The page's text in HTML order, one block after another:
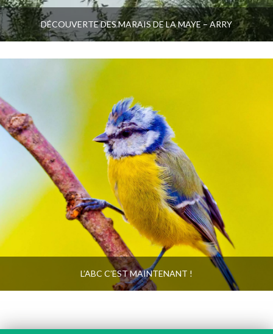
DÉCOUVERTE DES MARAIS DE LA MAYE – ARRY
L’ABC C’EST MAINTENANT !